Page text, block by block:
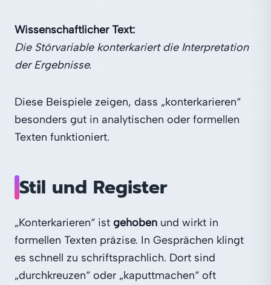
Wissenschaftlicher Text:
Die Störvariable konterkariert die Interpretation
der Ergebnisse.
Diese Beispiele zeigen, dass „konterkarieren“
besonders gut in analytischen oder formellen
Texten funktioniert.
Stil und Register
„Konterkarieren“ ist gehoben und wirkt in
formellen Texten präzise. In Gesprächen klingt
es schnell zu schriftsprachlich. Dort sind
„durchkreuzen“ oder „kaputtmachen“ oft